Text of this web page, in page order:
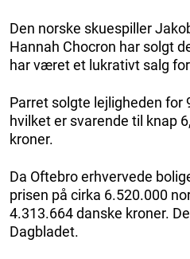
Den norske skuespiller
Hannah Chocron har solgt
har været et lukrativt salg
Parret solgte lejligheden for
hvilket er svarende til knap
kroner.
Da Oftebro erhvervede
prisen på cirka 6.520.000
4.313.664 danske kroner.
Dagbladet.